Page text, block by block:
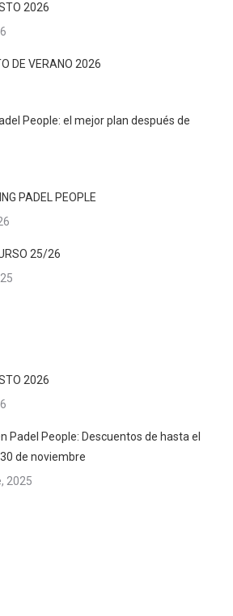
2026
DE VERANO 2026
People: el mejor plan después de
PADEL PEOPLE
25/26
2026
Padel People: Descuentos de hasta el
de noviembre
2025